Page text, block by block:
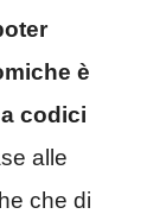
è
codici
alle
che di